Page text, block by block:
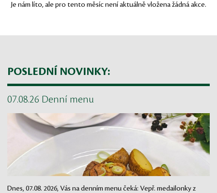
Je nám líto, ale pro tento měsíc není aktuálně vložena žádná akce.
POSLEDNÍ NOVINKY:
07.08.26 Denní menu
Dnes, 07.08. 2026, Vás na denním menu čeká: Vepř. medailonky z